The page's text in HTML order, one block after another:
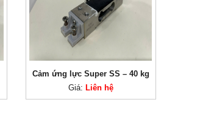
Cảm ứng lực Super SS – 40 kg
Giá: Liên hệ